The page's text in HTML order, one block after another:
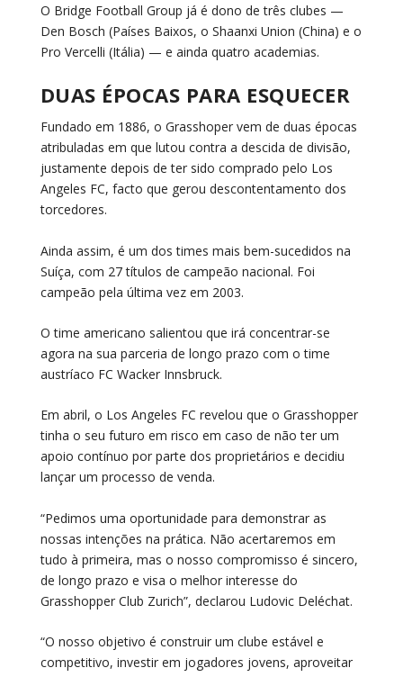
O Bridge Football Group já é dono de três clubes —
Den Bosch (Países Baixos, o Shaanxi Union (China) e o
Pro Vercelli (Itália) — e ainda quatro academias.
DUAS ÉPOCAS PARA ESQUECER
Fundado em 1886, o Grasshoper vem de duas épocas
atribuladas em que lutou contra a descida de divisão,
justamente depois de ter sido comprado pelo Los
Angeles FC, facto que gerou descontentamento dos
torcedores.
Ainda assim, é um dos times mais bem-sucedidos na
Suíça, com 27 títulos de campeão nacional. Foi
campeão pela última vez em 2003.
O time americano salientou que irá concentrar-se
agora na sua parceria de longo prazo com o time
austríaco FC Wacker Innsbruck.
Em abril, o Los Angeles FC revelou que o Grasshopper
tinha o seu futuro em risco em caso de não ter um
apoio contínuo por parte dos proprietários e decidiu
lançar um processo de venda.
“Pedimos uma oportunidade para demonstrar as
nossas intenções na prática. Não acertaremos em
tudo à primeira, mas o nosso compromisso é sincero,
de longo prazo e visa o melhor interesse do
Grasshopper Club Zurich”, declarou Ludovic Deléchat.
“O nosso objetivo é construir um clube estável e
competitivo, investir em jogadores jovens, aproveitar